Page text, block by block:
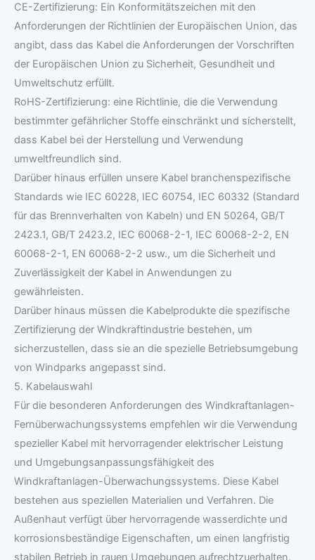
CE-Zertifizierung: Ein Konformitätszeichen mit den
Anforderungen der Richtlinien der Europäischen Union, das
angibt, dass das Kabel die Anforderungen der Vorschriften
der Europäischen Union zu Sicherheit, Gesundheit und
Umweltschutz erfüllt.
RoHS-Zertifizierung: eine Richtlinie, die die Verwendung
bestimmter gefährlicher Stoffe einschränkt und sicherstellt,
dass Kabel bei der Herstellung und Verwendung
umweltfreundlich sind.
Darüber hinaus erfüllen unsere Kabel branchenspezifische
Standards wie IEC 60228, IEC 60754, IEC 60332 (Standard
für das Brennverhalten von Kabeln) und EN 50264, GB/T
2423.1, GB/T 2423.2, IEC 60068-2-1, IEC 60068-2-2, EN
60068-2-1, EN 60068-2-2 usw., um die Sicherheit und
Zuverlässigkeit der Kabel in Anwendungen zu
gewährleisten.
Darüber hinaus müssen die Kabelprodukte die spezifische
Zertifizierung der Windkraftindustrie bestehen, um
sicherzustellen, dass sie an die spezielle Betriebsumgebung
von Windparks angepasst sind.
5. Kabelauswahl
Für die besonderen Anforderungen des Windkraftanlagen-
Fernüberwachungssystems empfehlen wir die Verwendung
spezieller Kabel mit hervorragender elektrischer Leistung
und Umgebungsanpassungsfähigkeit des
Windkraftanlagen-Überwachungssystems. Diese Kabel
bestehen aus speziellen Materialien und Verfahren. Die
Außenhaut verfügt über hervorragende wasserdichte und
korrosionsbeständige Eigenschaften, um einen langfristig